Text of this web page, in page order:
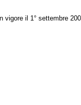
vigore il 1° settembre